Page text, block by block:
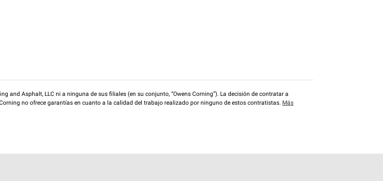
and Asphalt, LLC ni a ninguna de sus filiales (en su conjunto, “Owens Corning”). La decisión de contratar a
no ofrece garantías en cuanto a la calidad del trabajo realizado por ninguno de estos contratistas. Más